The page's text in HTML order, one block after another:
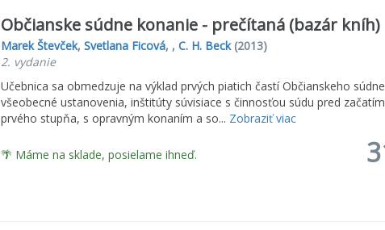
Občianske súdne konanie - prečítaná (bazár kníh)
Marek Števček, Svetlana Ficová, , C. H. Beck(2013)
2. vydanie
Učebnica sa obmedzuje na výklad prvých piatich častí Občianskeho
všeobecné ustanovenia, inštitúty súvisiace s činnosťou súdu pred
prvého stupňa, s opravným konaním a so... Zobraziť viac
🌴 Máme na sklade, posielame ihneď.